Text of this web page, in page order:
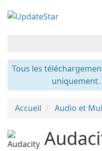
Tous les
uniquement.
Accueil Audio et